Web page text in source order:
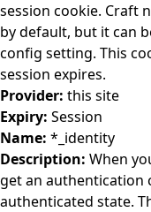
session cookie. Craft
by default, but it can
config setting. This
session expires.
Provider: this site
Expiry: Session
Name: *_identity
Description: When
get an authentication
authenticated state.